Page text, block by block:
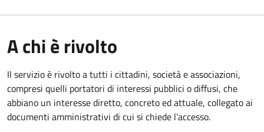
A chi è rivolto
Il servizio è rivolto a tutti i cittadini, società e associazioni,
compresi quelli portatori di interessi pubblici o diffusi, che
abbiano un interesse diretto, concreto ed attuale, collegato ai
documenti amministrativi di cui si chiede l’accesso.